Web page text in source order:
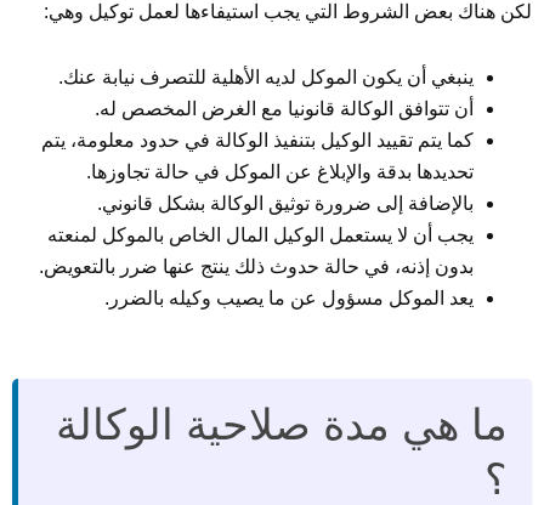
لكن هناك بعض الشروط التي يجب استيفاءها لعمل توكيل وهي:
ينبغي أن يكون الموكل لديه الأهلية للتصرف نيابة عنك.
أن تتوافق الوكالة قانونيا مع الغرض المخصص له.
كما يتم تقييد الوكيل بتنفيذ الوكالة في حدود معلومة، يتم
تحديدها بدقة والإبلاغ عن الموكل في حالة تجاوزها.
بالإضافة إلى ضرورة توثيق الوكالة بشكل قانوني.
يجب أن لا يستعمل الوكيل المال الخاص بالموكل لمنعته
بدون إذنه، في حالة حدوث ذلك ينتج عنها ضرر بالتعويض.
يعد الموكل مسؤول عن ما يصيب وكيله بالضرر.
ما هي مدة صلاحية الوكالة
؟